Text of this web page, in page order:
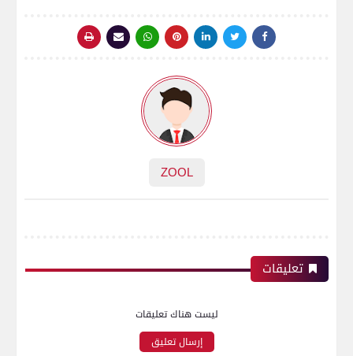
ZOOL
تعليقات
ليست هناك تعليقات
إرسال تعليق